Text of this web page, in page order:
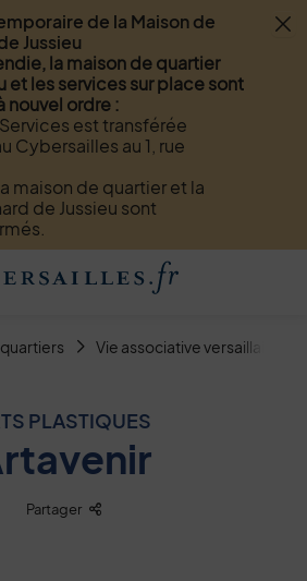
de la Maison de
Jussieu
la maison de quartier
et les services sur place sont
nouvel ordre :
est transférée
Cybersailles au 1, rue
maison de quartier et la
de Jussieu sont
Retour à l'accueil
Vie associative versaillaise
PLASTIQUES
Partager Liste des liens de partage